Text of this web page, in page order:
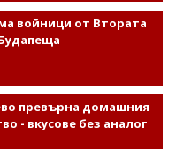
войници от Втората
превърна домашния
- вкусове без аналог